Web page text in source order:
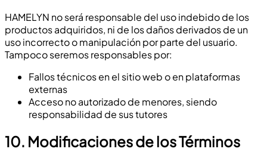
HAMELYN no será responsable del uso indebido de los
productos adquiridos, ni de los daños derivados de un
uso incorrecto o manipulación por parte del usuario.
Tampoco seremos responsables por:
Fallos técnicos en el sitio web o en plataformas
externas
Acceso no autorizado de menores, siendo
responsabilidad de sus tutores
10. Modificaciones de los Términos